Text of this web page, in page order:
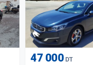
47 000 DT